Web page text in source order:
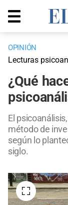
OPINIÓN
Lecturas
¿Qué
El
método de
según lo
siglo.